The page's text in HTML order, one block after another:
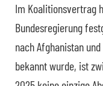
Im Koalitionsvertrag
Bundesregierung
nach Afghanistan
bekannt wurde, ist